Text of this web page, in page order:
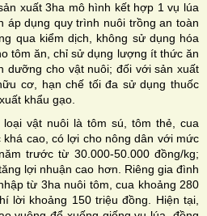
xuất 3ha mô hình kết hợp 1 vụ lúa
áp dụng quy trình nuôi trồng an toàn
qua kiểm dịch, không sử dụng hóa
tôm ăn, chỉ sử dụng lượng ít thức ăn
dưỡng cho vật nuôi; đối với sản xuất
cơ, hạn chế tối đa sử dụng thuốc
khẩu gạo.
vật nuôi là tôm sú, tôm thẻ, cua
cao, có lợi cho nông dân với mức
trước từ 30.000-50.000 đồng/kg;
lợi nhuận cao hơn. Riêng gia đình
từ 3ha nuôi tôm, cua khoảng 280
lời khoảng 150 triệu đồng. Hiện tại,